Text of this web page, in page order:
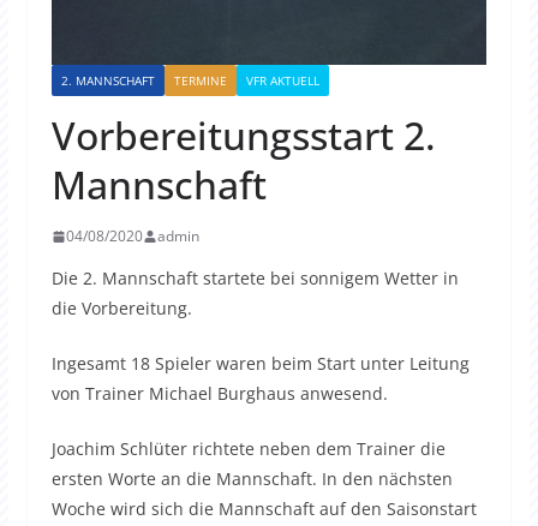
2. MANNSCHAFT TERMINE VFR AKTUELL
Vorbereitungsstart 2.
Mannschaft
04/08/2020 admin
Die 2. Mannschaft startete bei sonnigem Wetter in
die Vorbereitung.
Ingesamt 18 Spieler waren beim Start unter Leitung
von Trainer Michael Burghaus anwesend.
Joachim Schlüter richtete neben dem Trainer die
ersten Worte an die Mannschaft. In den nächsten
Woche wird sich die Mannschaft auf den Saisonstart